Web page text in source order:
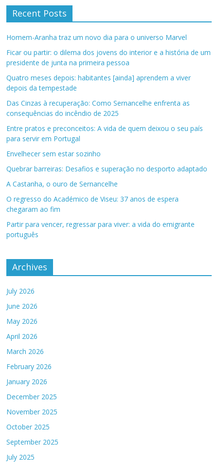
Recent Posts
Homem-Aranha traz um novo dia para o universo Marvel
Ficar ou partir: o dilema dos jovens do interior e a história de um
presidente de junta na primeira pessoa
Quatro meses depois: habitantes [ainda] aprendem a viver
depois da tempestade
Das Cinzas à recuperação: Como Sernancelhe enfrenta as
consequências do incêndio de 2025
Entre pratos e preconceitos: A vida de quem deixou o seu país
para servir em Portugal
Envelhecer sem estar sozinho
Quebrar barreiras: Desafios e superação no desporto adaptado
A Castanha, o ouro de Sernancelhe
O regresso do Académico de Viseu: 37 anos de espera
chegaram ao fim
Partir para vencer, regressar para viver: a vida do emigrante
português
Archives
July 2026
June 2026
May 2026
April 2026
March 2026
February 2026
January 2026
December 2025
November 2025
October 2025
September 2025
July 2025